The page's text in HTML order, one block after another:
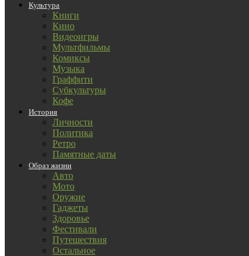
Культура
Книги
Кино
Видеоигры
Мультфильмы
Комиксы
Музыка
Граффити
Субкультуры
Кофе
История
Личности
Политика
Ретро
Памятные даты
Образ жизни
Авто
Мото
Оружие
Гаджеты
Здоровье
Фестивали
Путешествия
Остальное